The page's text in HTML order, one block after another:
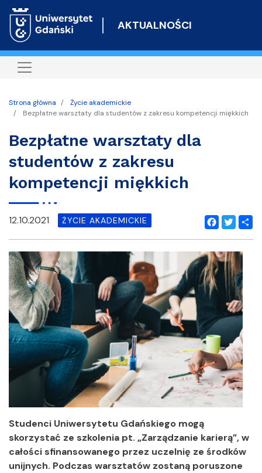
do
AKTUALNOŚCI
Strona główna
Życie akademickie
Bezpłatne warsztaty dla studentów z zakresu kompetencji miękkich
Bezpłatne warsztaty dla
studentów z zakresu
kompetencji miękkich
Facebook
Twitter
12.10.2021 ŻYCIE AKADEMICKIE
Studenci Uniwersytetu Gdańskiego mogą
skorzystać ze szkolenia pt. „Zarządzanie karierą”, w
całości sfinansowanego przez uczelnię ze środków
unijnych. Podczas warsztatów zostaną poruszone